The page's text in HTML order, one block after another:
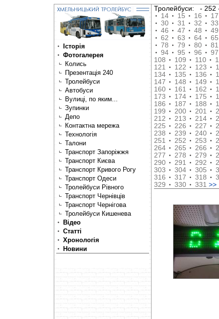
Історія
Фотогалерея
Колись
Презентація 240
Тролейбуси
Автобуси
Вулиці, по яким...
Зупинки
Депо
Контактна мережа
Технологія
Талони
Транспорт Запоріжжя
Транспорт Києва
Транспорт Кривого Рогу
Транспорт Одеси
Тролейбуси Рівного
Транспорт Чернівців
Транспорт Чернігова
Тролейбуси Кишенева
Відео
Статті
Хронологія
Новини
Тролейбуси:
-
14
15 16
17
30
31 32
33
46
47 48
49
62
63 64
65
78
79 80
81
94
95 96
97
108
109 110
121
122 123
134
135 136
147
148 149
160
161 162
173
174 175
186
187 188
199
200 201
212
213 214
225
226 227
238
239 240
251
252 253
264
265 266
277
278 279
290
291 292
303
304 305
316
317 318
329
330 331 >>